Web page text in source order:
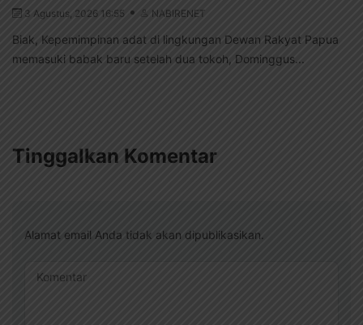
3 Agustus, 2026 16:55 NABIRENET
Biak, Kepemimpinan adat di lingkungan Dewan Rakyat Papua
memasuki babak baru setelah dua tokoh, Dominggus...
Tinggalkan Komentar
Alamat email Anda tidak akan dipublikasikan.
Komentar